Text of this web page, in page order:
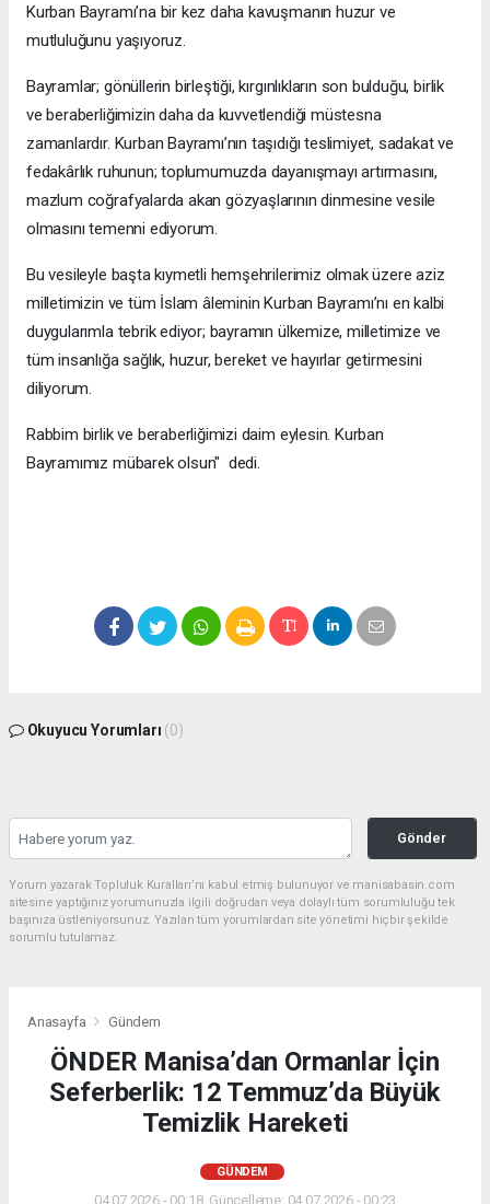
Kurban Bayramı’na bir kez daha kavuşmanın huzur ve
mutluluğunu yaşıyoruz.
Bayramlar; gönüllerin birleştiği, kırgınlıkların son bulduğu, birlik
ve beraberliğimizin daha da kuvvetlendiği müstesna
zamanlardır. Kurban Bayramı’nın taşıdığı teslimiyet, sadakat ve
fedakârlık ruhunun; toplumumuzda dayanışmayı artırmasını,
mazlum coğrafyalarda akan gözyaşlarının dinmesine vesile
olmasını temenni ediyorum.
Bu vesileyle başta kıymetli hemşehrilerimiz olmak üzere aziz
milletimizin ve tüm İslam âleminin Kurban Bayramı’nı en kalbi
duygularımla tebrik ediyor; bayramın ülkemize, milletimize ve
tüm insanlığa sağlık, huzur, bereket ve hayırlar getirmesini
diliyorum.
Rabbim birlik ve beraberliğimizi daim eylesin. Kurban
Bayramımız mübarek olsun" dedi.
Okuyucu Yorumları (0)
Gönder
Yorum yazarak Topluluk Kuralları’nı kabul etmiş bulunuyor ve manisabasin.com
sitesine yaptığınız yorumunuzla ilgili doğrudan veya dolaylı tüm sorumluluğu tek
başınıza üstleniyorsunuz. Yazılan tüm yorumlardan site yönetimi hiçbir şekilde
sorumlu tutulamaz.
Anasayfa Gündem
ÖNDER Manisa’dan Ormanlar İçin
Seferberlik: 12 Temmuz’da Büyük
Temizlik Hareketi
GÜNDEM
04.07.2026 - 00:18, Güncelleme: 04.07.2026 - 00:23